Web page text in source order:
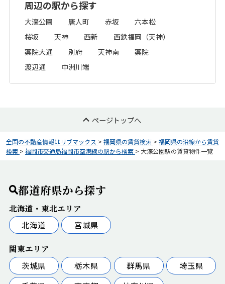
周辺の駅から探す
大濠公園 唐人町 赤坂
六本松
桜坂
天神 西新
西鉄福岡（天神）
薬院大通
別府 天神南
薬院
渡辺通
中洲川端
ページトップへ
全国の不動産情報はリブマックス > 福岡県の賃貸検索 > 福岡県の沿線から賃貸
検索 > 福岡市交通局福岡市空港線の駅から検索 > 大濠公園駅の賃貸物件一覧
都道府県から探す
北海道・東北エリア
北海道
宮城県
関東エリア
茨城県
栃木県 群馬県
埼玉県